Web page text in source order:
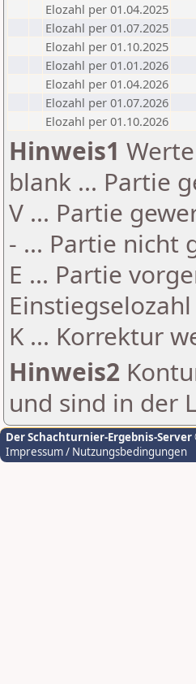
Elozahl per 01.04.2025
Elozahl per 01.07.2025
Elozahl per 01.10.2025
Elozahl per 01.01.2026
Elozahl per 01.04.2026
Elozahl per 01.07.2026
Elozahl per 01.10.2026
Hinweis1
blank ... Partie
V ... Partie
- ... Partie nicht
E ... Partie
K ... Korrektur
Hinweis2
und sind in der
Der Schachturnier-Ergebnis-Server
Impressum / Nutzungsbedingungen